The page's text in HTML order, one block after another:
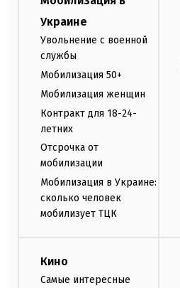
Украине
Увольнение с военной
службы
Мобилизация 50+
Мобилизация женщин
Контракт для 18-24-
летних
Отсрочка от
мобилизации
Мобилизация в Украине:
сколько человек
мобилизует ТЦК
Кино
Самые интересные